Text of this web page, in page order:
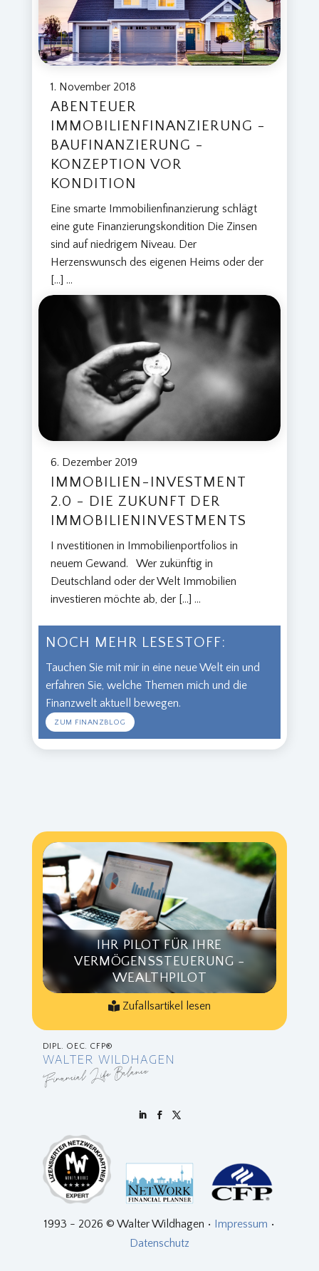
1. November 2018
ABENTEUER
IMMOBILIENFINANZIERUNG -
BAUFINANZIERUNG -
KONZEPTION VOR
KONDITION
Eine smarte Immobilienfinanzierung schlägt
eine gute Finanzierungskondition Die Zinsen
sind auf niedrigem Niveau. Der
Herzenswunsch des eigenen Heims oder der
[…] ...
6. Dezember 2019
IMMOBILIEN-INVESTMENT
2.0 - DIE ZUKUNFT DER
IMMOBILIENINVESTMENTS
I nvestitionen in Immobilienportfolios in
neuem Gewand. Wer zukünftig in
Deutschland oder der Welt Immobilien
investieren möchte ab, der […] ...
NOCH MEHR LESESTOFF:
Tauchen Sie mit mir in eine neue Welt ein und
erfahren Sie, welche Themen mich und die
Finanzwelt aktuell bewegen.
ZUM FINANZBLOG
IHR PILOT FÜR IHRE
VERMÖGENSSTEUERUNG -
WEALTHPILOT
Zufallsartikel lesen
DIPL. OEC. CFP®
WALTER WILDHAGEN
Financial Life Balance
1993 - 2026 © Walter Wildhagen • Impressum •
Datenschutz